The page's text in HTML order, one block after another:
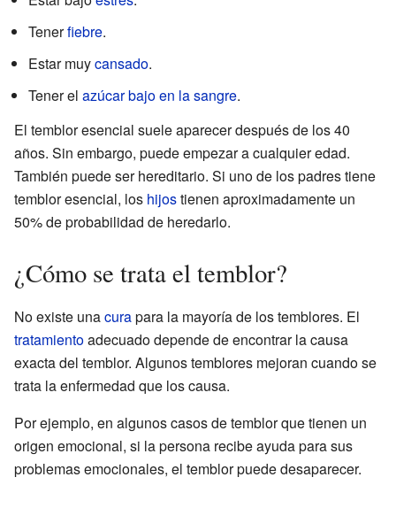
Tenerfiebre.
Estar muycansado.
Tener el azúcar bajo en la sangre.
El temblor esencial suele aparecer después de los 40
años. Sin embargo, puede empezar a cualquier edad.
También puede ser hereditario. Si uno de los padres tiene
temblor esencial, los hijostienen aproximadamente un
50% de probabilidad de heredarlo.
¿Cómo se trata el temblor?
No existe unacurapara la mayoría de los temblores. El
tratamientoadecuado depende de encontrar la causa
exacta del temblor. Algunos temblores mejoran cuando se
trata la enfermedad que los causa.
Por ejemplo, en algunos casos de temblor que tienen un
origen emocional, si la persona recibe ayuda para sus
problemas emocionales, el temblor puede desaparecer.